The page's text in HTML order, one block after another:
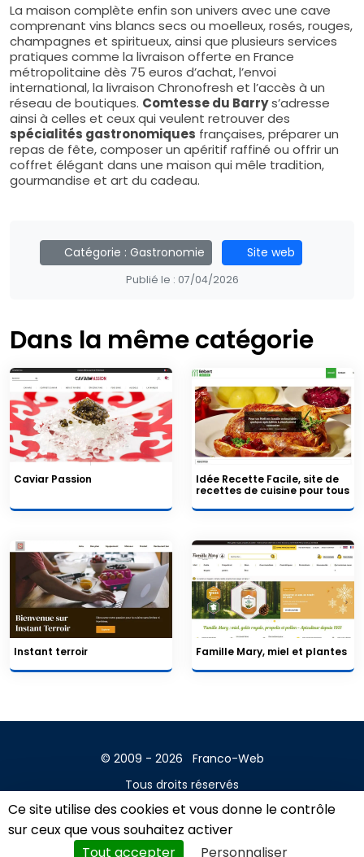
Ce site utilise des cookies et vous donne le contrôle
sur ceux que vous souhaitez activer
Tout accepter
Personnaliser
La maison complète enfin son univers avec une cave
comprenant vins blancs secs ou moelleux, rosés, rouges,
champagnes et spiritueux, ainsi que plusieurs services
pratiques comme la livraison offerte en France
métropolitaine dès 75 euros d’achat, l’envoi
international, la livraison Chronofresh et l’accès à un
réseau de boutiques. Comtesse du Barrys’adresse
ainsi à celles et ceux qui veulent retrouver des
spécialités gastronomiques françaises, préparer un
repas de fête, composer un apéritif raffiné ou offrir un
coffret élégant dans une maison qui mêle tradition,
gourmandise et art du cadeau.
Catégorie : Gastronomie Site web
Publié le : 07/04/2026
Dans la même catégorie
Caviar Passion
Idée Recette Facile, site de
recettes de cuisine pour tous
Instant terroir Famille Mary, miel et plantes
© 2009 - 2026
Franco-Web
Tous droits réservés
Contact
Mentions légales